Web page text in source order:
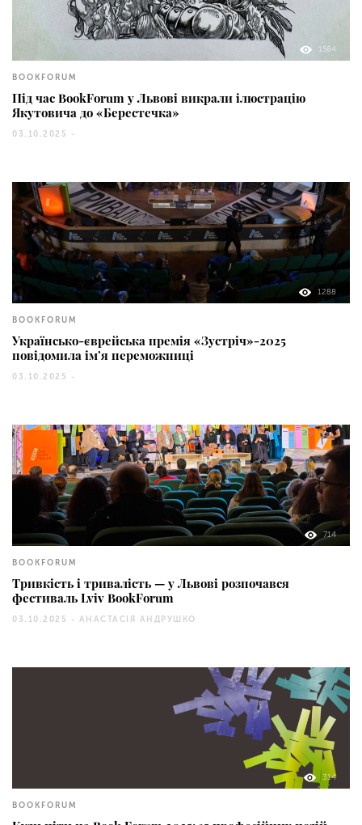
1564
BOOKFORUM
Під час BookForum у Львові викрали ілюстрацію
Якутовича до «Берестечка»
03.10.2025 -
1288
BOOKFORUM
Українсько-єврейська премія «Зустріч»-2025
повідомила ім’я переможниці
03.10.2025 -
714
BOOKFORUM
Тривкість і тривалість — у Львові розпочався
фестиваль Lviv BookForum
03.10.2025 - АНАСТАСІЯ АНДРУШКО
314
BOOKFORUM